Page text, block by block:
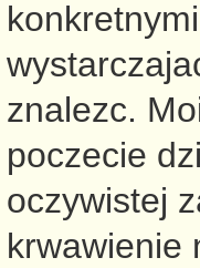
znalezc.
poczecie
oczywistej
krwawienie